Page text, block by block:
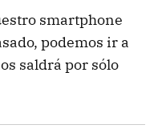
smartphone
podemos ir a
saldrá por sólo